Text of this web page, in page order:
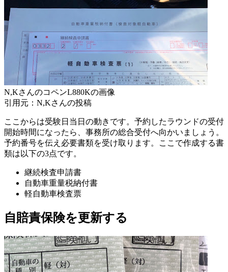
N,KさんのコペンL880Kの画像
引用元：N,Kさんの投稿
ここからは受験日当日の動きです。予約したラウンドの受付
開始時間になったら、事務所の総合受付へ向かいましょう。
予約番号を伝え必要書類を受け取ります。ここで作成する書
類は以下の3点です。
継続検査申請書
自動車重量税納付書
軽自動車検査票
自賠責保険を更新する